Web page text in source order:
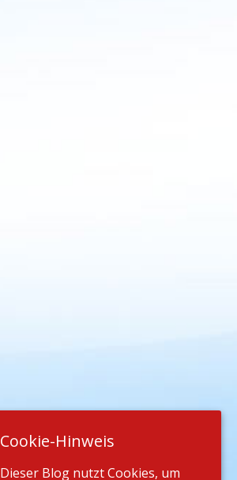
Cookie-Hinweis
Dieser Blog nutzt Cookies, um